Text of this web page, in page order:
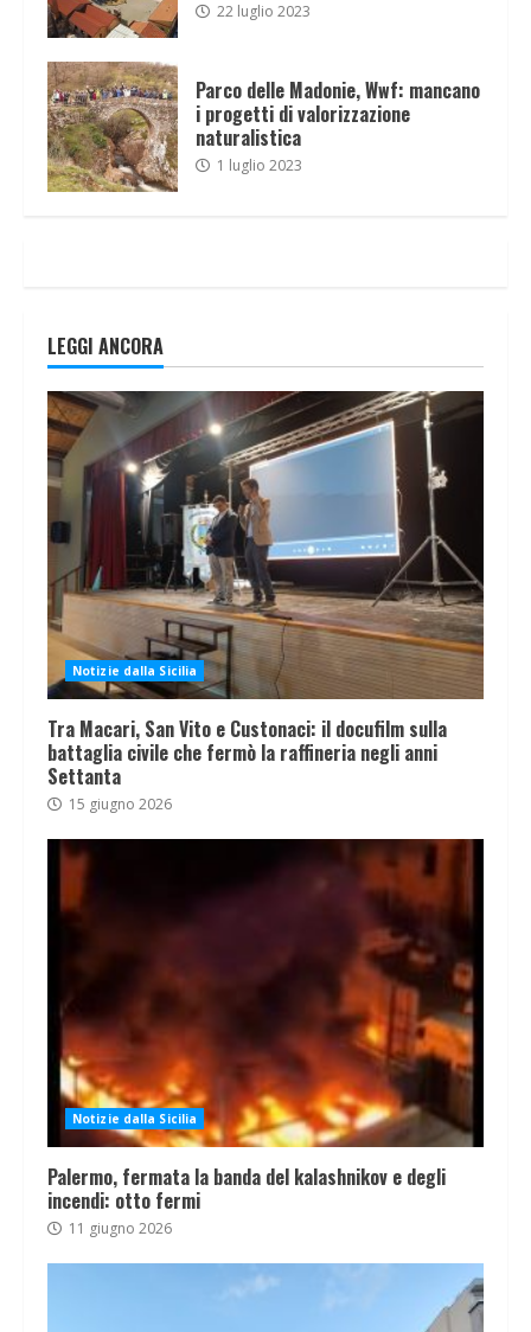
22 luglio 2023
Parco delle Madonie, Wwf: mancano
i progetti di valorizzazione
naturalistica
1 luglio 2023
LEGGI ANCORA
Notizie dalla Sicilia
Tra Macari, San Vito e Custonaci: il docufilm sulla
battaglia civile che fermò la raffineria negli anni
Settanta
15 giugno 2026
Notizie dalla Sicilia
Palermo, fermata la banda del kalashnikov e degli
incendi: otto fermi
11 giugno 2026